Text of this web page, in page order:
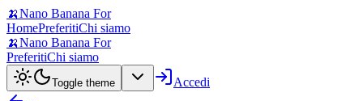
🍌Nano Banana For
HomePreferitiChi siamo
🍌Nano Banana For
PreferitiChi siamo
Toggle theme
Accedi